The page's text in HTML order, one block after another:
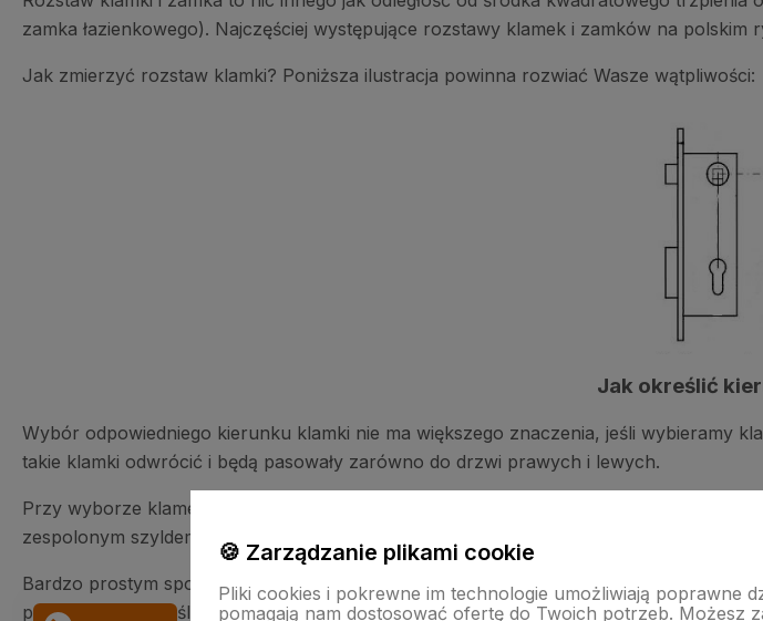
zamka łazienkowego). Najczęściej występujące rozstawy klamek i zamków na polskim
Jak zmierzyć rozstaw klamki? Poniższa ilustracja powinna rozwiać Wasze wątpliwości:
Jak określić
Wybór odpowiedniego kierunku klamki nie ma większego znaczenia, jeśli wybieramy
takie klamki odwrócić i będą pasowały zarówno do drzwi prawych i lewych.
Przy wyborze klamek do drzwi zewnętrznych, klamek do drzwi łazienkowych (z
zespolonym szyldem.
Bardzo prostym sposobem na określenie kierunku klamki jest zwrócenie uwagi na
pomieszczenia. Jeśli skierowana jest w prawo - jest to klamka prawa, jeśli w lewo -
🍪 Zarządzanie plikami cookie
Pliki cookies i pokrewne im technologie umożliwiają poprawne
pomagają nam dostosować ofertę do Twoich potrzeb. Możesz